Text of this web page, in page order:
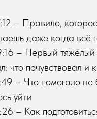
– Правило,
даже когда всё
– Первый тяжёлый
что почувствовал и
– Что помогало не
уйти
– Как